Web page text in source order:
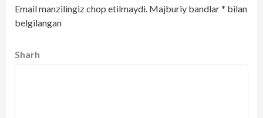
Email manzilingiz chop etilmaydi. Majburiy bandlar* bilan
belgilangan
Sharh